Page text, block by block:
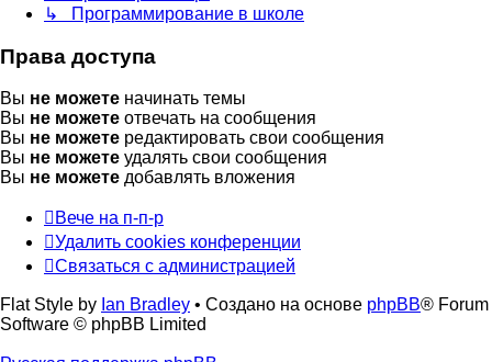
↳ Программирование в школе
Права доступа
Вы не можете начинать темы
Вы не можете отвечать на сообщения
Вы не можете редактировать свои сообщения
Вы не можете удалять свои сообщения
Вы не можете добавлять вложения
Вече на п-п-р
Удалить cookies конференции
Связаться с администрацией
Flat Style by Ian Bradley • Создано на основе phpBB® Forum
Software © phpBB Limited